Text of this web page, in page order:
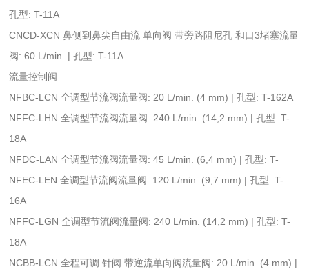
孔型: T-11A
CNCD-XCN 鼻侧到鼻尖自由流 单向阀 带旁路阻尼孔 和口3堵塞流量
阀: 60 L/min. | 孔型: T-11A
流量控制阀
NFBC-LCN 全调型节流阀流量阀: 20 L/min. (4 mm) | 孔型: T-162A
NFFC-LHN 全调型节流阀流量阀: 240 L/min. (14,2 mm) | 孔型: T-
18A
NFDC-LAN 全调型节流阀流量阀: 45 L/min. (6,4 mm) | 孔型: T-
NFEC-LEN 全调型节流阀流量阀: 120 L/min. (9,7 mm) | 孔型: T-
16A
NFFC-LGN 全调型节流阀流量阀: 240 L/min. (14,2 mm) | 孔型: T-
18A
NCBB-LCN 全程可调 针阀 带逆流单向阀流量阀: 20 L/min. (4 mm) |